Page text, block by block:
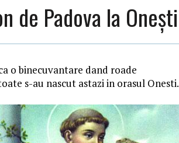
de Padova la Onești
o binecuvantare dand roade
s-au nascut astazi in orasul Onesti.